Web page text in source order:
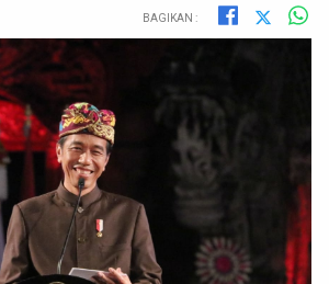
BAGIKAN :